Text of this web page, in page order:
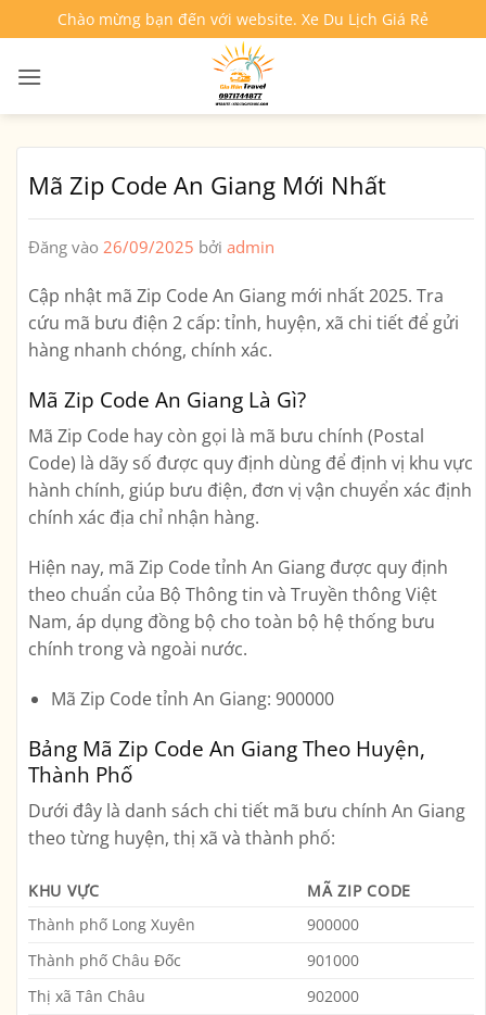
qua
nội
Chào mừng bạn đến với website. Xe Du Lịch Giá Rẻ
Mã Zip Code An Giang Mới Nhất
Đăng vào 26/09/2025 bởi admin
Cập nhật mã Zip Code An Giang mới nhất 2025. Tra
cứu mã bưu điện 2 cấp: tỉnh, huyện, xã chi tiết để gửi
hàng nhanh chóng, chính xác.
Mã Zip Code An Giang Là Gì?
Mã Zip Code hay còn gọi là mã bưu chính (Postal
Code) là dãy số được quy định dùng để định vị khu vực
hành chính, giúp bưu điện, đơn vị vận chuyển xác định
chính xác địa chỉ nhận hàng.
Hiện nay, mã Zip Code tỉnh An Giang được quy định
theo chuẩn của Bộ Thông tin và Truyền thông Việt
Nam, áp dụng đồng bộ cho toàn bộ hệ thống bưu
chính trong và ngoài nước.
Mã Zip Code tỉnh An Giang: 900000
Bảng Mã Zip Code An Giang Theo Huyện,
Thành Phố
Dưới đây là danh sách chi tiết mã bưu chính An Giang
theo từng huyện, thị xã và thành phố:
KHU VỰC
MÃ ZIP CODE
Thành phố Long Xuyên
900000
Thành phố Châu Đốc
901000
Thị xã Tân Châu
902000